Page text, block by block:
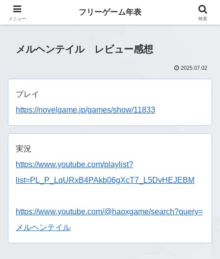
フリーゲーム年表
メルヘンテイル レビュー感想
2025.07.02
プレイ
https://novelgame.jp/games/show/11833
実況
https://www.youtube.com/playlist?
list=PL_P_LqURxB4PAkb06gXcT7_L5DvHEJEBM
https://www.youtube.com/@haoxgame/search?query=
メルヘンテイル
メニュー
フリーゲーム年表
検索